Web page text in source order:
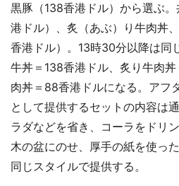
黒豚（138香港ドル）から選ぶ
港ドル）、炙（あぶ）り牛肉丼
香港ドル）。13時30分以降は同
牛丼＝138香港ドル、炙り牛肉
肉丼＝88香港ドルになる。アフ
として提供するセットの内容は
ラダなどを省き、コーラをドリ
木の盆にのせ、厚手の紙を使っ
同じスタイルで提供する。